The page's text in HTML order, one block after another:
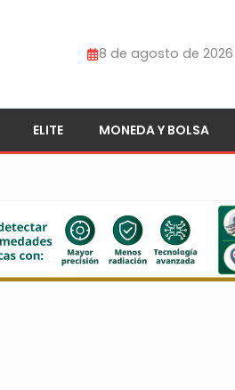
8 de agosto de 2026
ELITE MONEDA Y BOLSA